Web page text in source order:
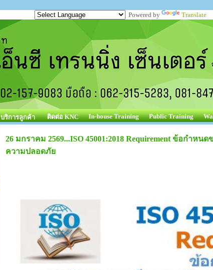
Powered by Translate
บริการลูกค้า ติดต่อ KNC In-house Training Public Training
26 มกราคม 2569...ISO 45001:2018 Requirement ข้อกำห
ความปลอดภัย